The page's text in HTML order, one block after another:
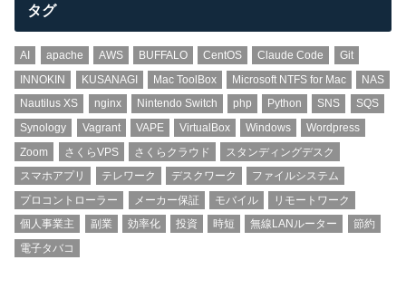
タグ
AI apache AWS BUFFALO CentOS Claude Code
Git
INNOKIN
KUSANAGI Mac ToolBox Microsoft NTFS for Mac
NAS
Nautilus XS
nginx Nintendo Switch php Python SNS
SQS
Synology
Vagrant VAPE VirtualBox Windows
Wordpress
Zoom
さくらVPS さくらクラウド
スタンディングデスク
スマホアプリ
テレワーク デスクワーク
ファイルシステム
プロコントローラー
メーカー保証 モバイル
リモートワーク
個人事業主
副業 効率化 投資 時短 無線LANルーター
節約
電子タバコ